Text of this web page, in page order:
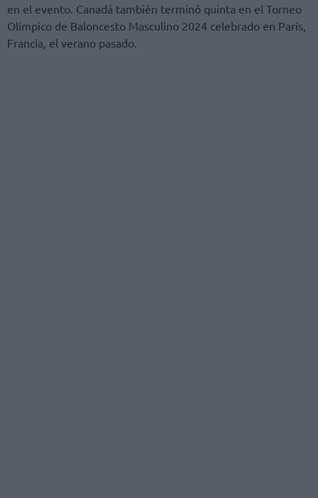
en el evento. Canadá también terminó quinta en el Torneo
Olímpico de Baloncesto Masculino 2024 celebrado en París,
Francia, el verano pasado.